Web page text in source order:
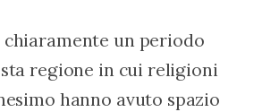
chiaramente un periodo
regione in cui religioni
hanno avuto spazio